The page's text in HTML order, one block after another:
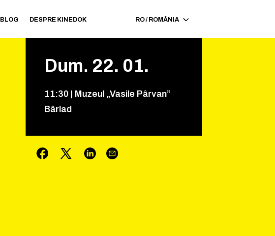
BLOG DESPRE KINEDOK RO/ ROMÂNIA
Dum. 22. 01.
11:30| Muzeul „Vasile Pârvan”
Bârlad